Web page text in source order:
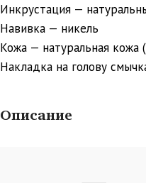
Инкрустация —
Навивка — никель
Кожа — натуральная кожа
Накладка на голову
Описание